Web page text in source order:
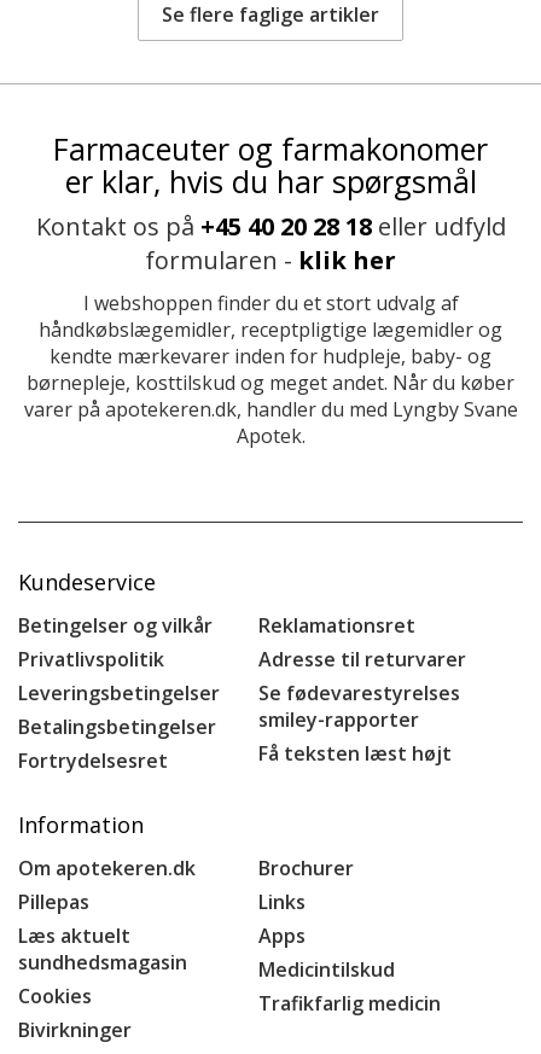
Se flere faglige artikler
Farmaceuter og farmakonomer
er klar, hvis du har spørgsmål
Kontakt os på +45 40 20 28 18eller udfyld
formularen - klik her
I webshoppen finder du et stort udvalg af
håndkøbslægemidler, receptpligtige lægemidler og
kendte mærkevarer inden for hudpleje, baby- og
børnepleje, kosttilskud og meget andet. Når du køber
varer på apotekeren.dk, handler du med Lyngby Svane
Apotek.
Kundeservice
Betingelser og vilkår
Privatlivspolitik
Leveringsbetingelser
Betalingsbetingelser
Fortrydelsesret
Reklamationsret
Adresse til returvarer
Se fødevarestyrelses
smiley-rapporter
Få teksten læst højt
Information
Om apotekeren.dk
Pillepas
Læs aktuelt
sundhedsmagasin
Cookies
Bivirkninger
Brochurer
Links
Apps
Medicintilskud
Trafikfarlig medicin